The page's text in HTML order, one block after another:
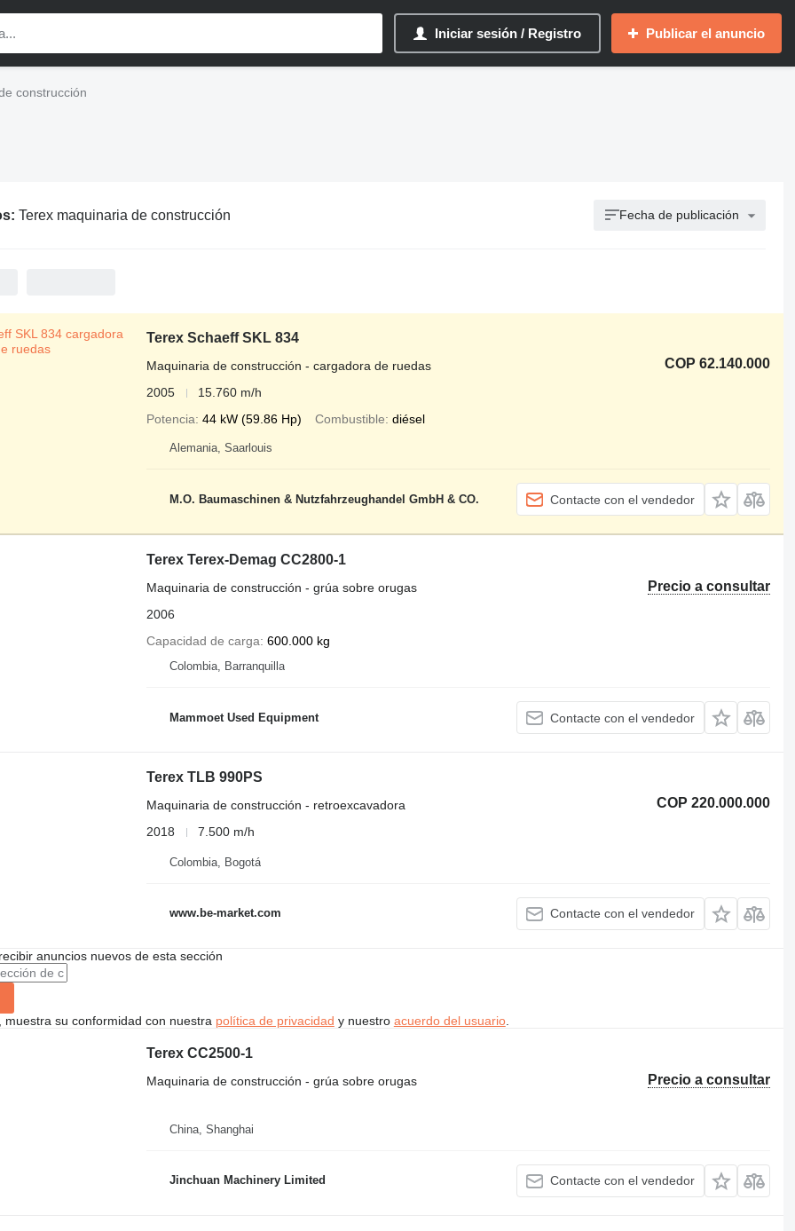
Iniciar sesión / Registro Publicar el anuncio
construcción
Terex maquinaria de construcción Fecha de publicación
Terex Schaeff SKL 834
COP 62.140.000
Maquinaria de construcción - cargadora de ruedas
2005
15.760 m/h
Potencia 44 kW (59.86 Hp) Combustible diésel
Alemania, Saarlouis
M.O. Baumaschinen & Nutzfahrzeughandel GmbH & CO. Contacte con el vendedor
Terex Terex-Demag CC2800-1
Precio a consultar
Maquinaria de construcción - grúa sobre orugas
2006
Capacidad de carga 600.000 kg
Colombia, Barranquilla
Mammoet Used Equipment Contacte con el vendedor
Terex TLB 990PS
COP 220.000.000
Maquinaria de construcción - retroexcavadora
2018
7.500 m/h
Colombia, Bogotá
www.be-market.com Contacte con el vendedor
anuncios nuevos de esta sección
muestra su conformidad con nuestra política de privacidad y nuestro acuerdo del usuario.
Terex CC2500-1
Precio a consultar
Maquinaria de construcción - grúa sobre orugas
China, Shanghai
Jinchuan Machinery Limited Contacte con el vendedor